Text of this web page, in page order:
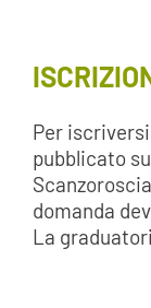
Per
pubblicato
domanda
La